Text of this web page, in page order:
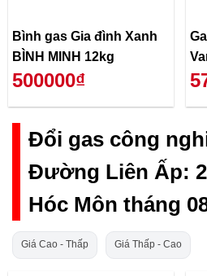
Bình gas Gia đình Xanh
BÌNH MINH 12kg
500000₫
Đổi gas công
Đường Liên Ấp:
Hóc Môn tháng
Giá Cao - Thấp Giá Thấp - Cao